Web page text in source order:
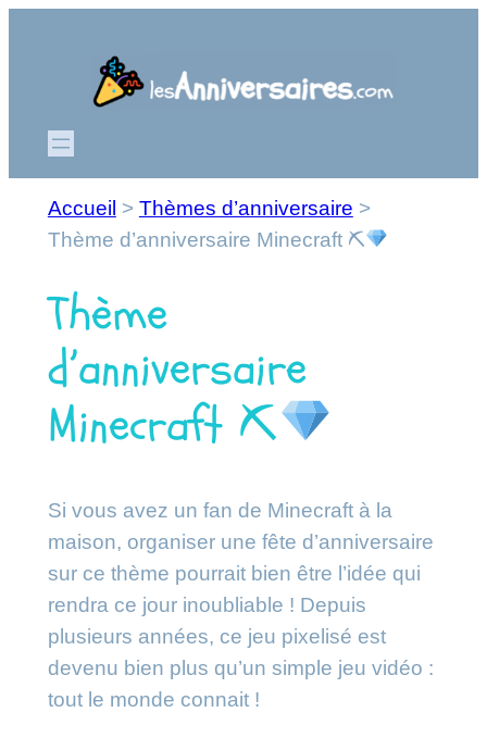
Accueil > Thèmes d’anniversaire >
Thème d’anniversaire Minecraft ⛏
Thème
d’anniversaire
Minecraft ⛏
Si vous avez un fan de Minecraft à la
maison, organiser une fête d’anniversaire
sur ce thème pourrait bien être l’idée qui
rendra ce jour inoubliable ! Depuis
plusieurs années, ce jeu pixelisé est
devenu bien plus qu’un simple jeu vidéo :
tout le monde connait !